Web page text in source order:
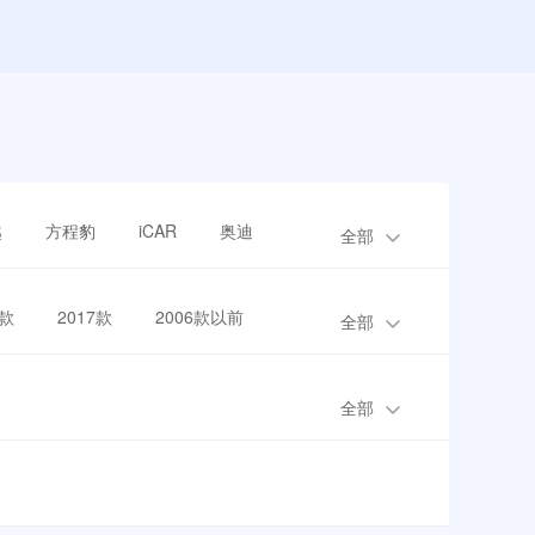
方程豹 iCAR 奥迪 全部
2017款 2006款以前 全部
全部